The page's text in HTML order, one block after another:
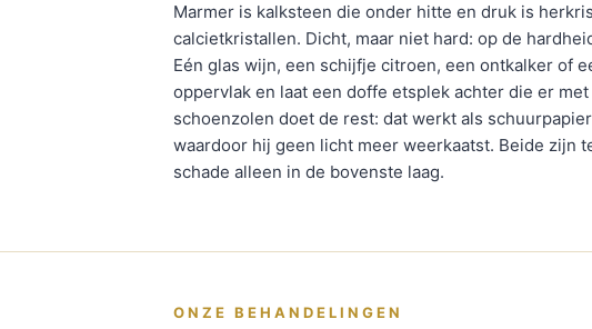
Marmer is kalksteen die onder hitte en druk is
calcietkristallen. Dicht, maar niet hard: op de
Eén glas wijn, een schijfje citroen, een ontkalker of
oppervlak en laat een doffe etsplek achter die er
schoenzolen doet de rest: dat werkt als
waardoor hij geen licht meer weerkaatst. Beide zijn
schade alleen in de bovenste laag.
ONZE BEHANDELINGEN